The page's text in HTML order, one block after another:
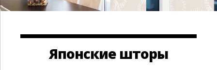
Японские шторы